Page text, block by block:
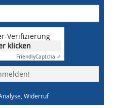
Verifizierung
klicken
FriendlyCaptcha ⇗
Widerruf